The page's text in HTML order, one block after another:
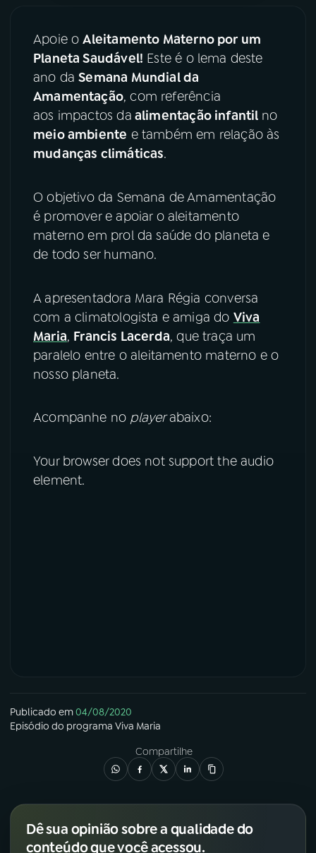
08 FESTIVAL DE MÚSICA
ACOMPANHE A RÁDIO NACIONAL
YouTube Facebook
Instagram
TikTok
Apoie oAleitamento Materno por um
Planeta Saudável! Este é o lema deste
ano daSemana Mundial da
Amamentação, com referência
aos impactos da alimentação infantil no
meio ambiente e também em relação às
mudanças climáticas.
O objetivo da Semana de Amamentação
é promover e apoiar o aleitamento
materno em prol da saúde do planeta e
de todo ser humano.
A apresentadora Mara Régia conversa
com a climatologista e amiga do Viva
Maria, Francis Lacerda, que traça um
paralelo entre o aleitamento materno e o
nosso planeta.
Acompanhe no playerabaixo:
Your browser does not support the audio
element.
Publicado em04/08/2020
Episódio do programa Viva Maria
Compartilhe
Dê sua opinião sobre a qualidade do
conteúdo que você acessou.